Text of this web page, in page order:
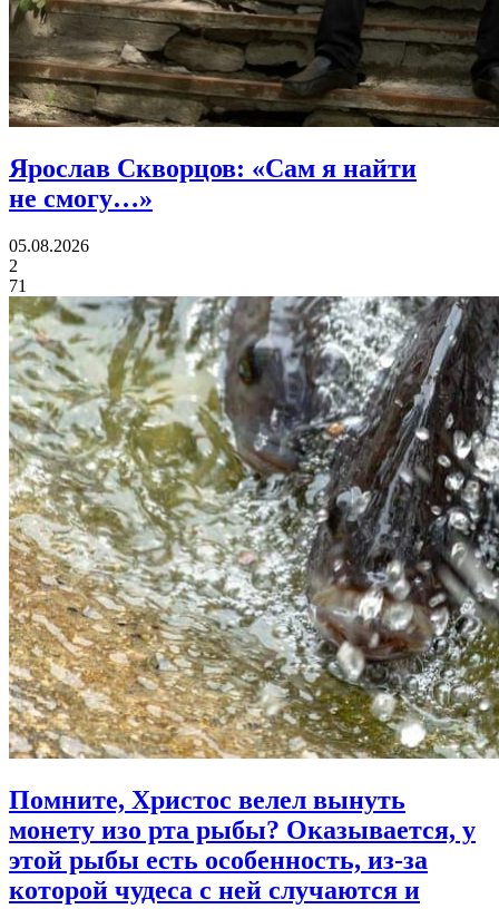
Ярослав Скворцов: «Сам я найти
не смогу…»
05.08.2026
2
71
Помните, Христос велел вынуть
монету изо рта рыбы? Оказывается, у
этой рыбы есть особенность, из-за
которой чудеса с ней случаются и